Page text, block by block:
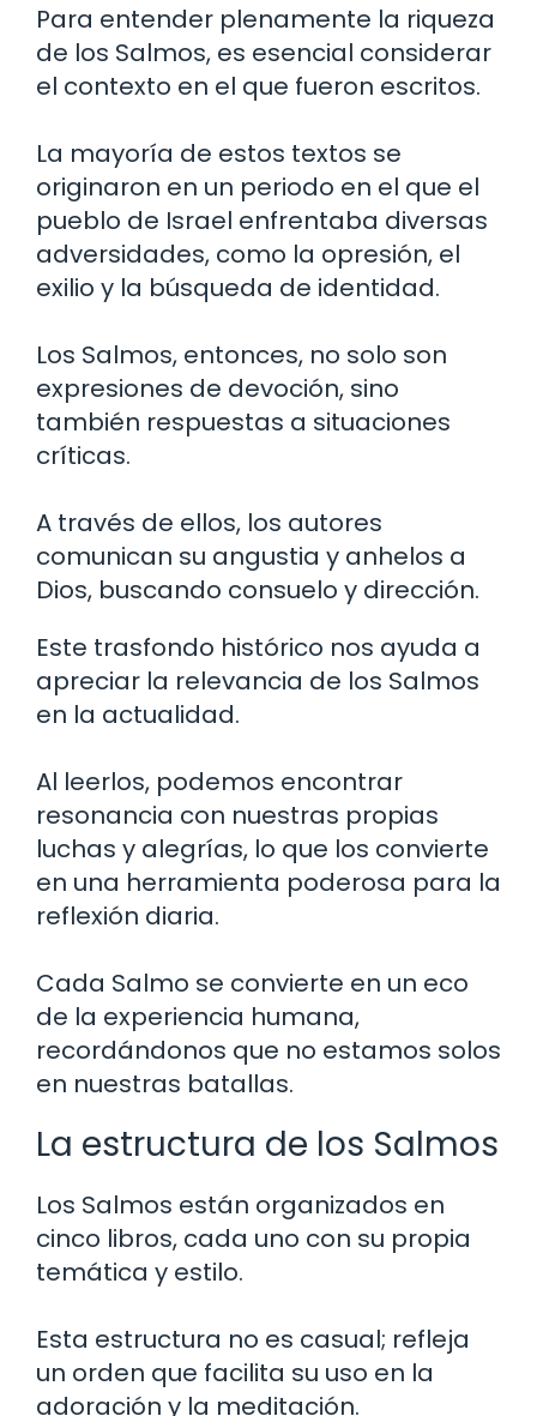
Para entender plenamente la riqueza
de los Salmos, es esencial considerar
el contexto en el que fueron escritos.
La mayoría de estos textos se
originaron en un periodo en el que el
pueblo de Israel enfrentaba diversas
adversidades, como la opresión, el
exilio y la búsqueda de identidad.
Los Salmos, entonces, no solo son
expresiones de devoción, sino
también respuestas a situaciones
críticas.
A través de ellos, los autores
comunican su angustia y anhelos a
Dios, buscando consuelo y dirección.
Este trasfondo histórico nos ayuda a
apreciar la relevancia de los Salmos
en la actualidad.
Al leerlos, podemos encontrar
resonancia con nuestras propias
luchas y alegrías, lo que los convierte
en una herramienta poderosa para la
reflexión diaria.
Cada Salmo se convierte en un eco
de la experiencia humana,
recordándonos que no estamos solos
en nuestras batallas.
La estructura de los Salmos
Los Salmos están organizados en
cinco libros, cada uno con su propia
temática y estilo.
Esta estructura no es casual; refleja
un orden que facilita su uso en la
adoración y la meditación.